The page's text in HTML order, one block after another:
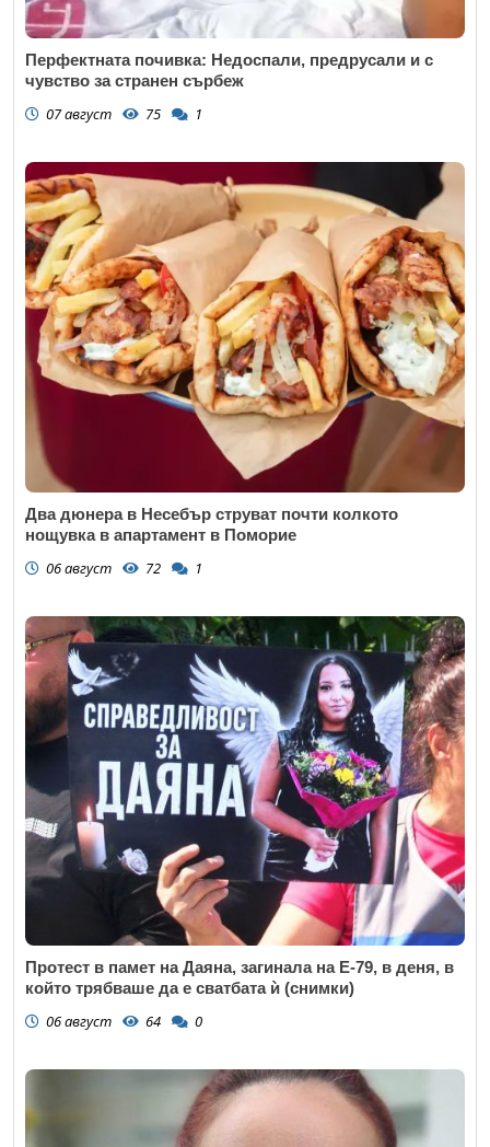
Перфектната почивка: Недоспали, предрусали и с
чувство за странен сърбеж
07 август 75 1
Два дюнера в Несебър струват почти колкото
нощувка в апартамент в Поморие
06 август 72 1
Протест в памет на Даяна, загинала на Е-79, в деня, в
който трябваше да е сватбата ѝ (снимки)
06 август 64 0